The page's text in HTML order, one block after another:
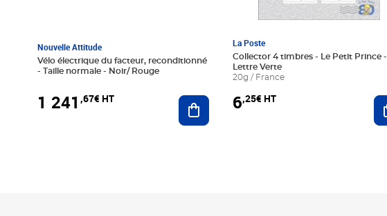
Nouvelle Attitude
Vélo électrique du facteur, reconditionné
- Taille normale - Noir/ Rouge
1 241 ,67€ HT Ajouter au panier
La Poste
Collector 4 timbres - Le Petit Prince -
Lettre Verte
20g / France
6,25€ HT